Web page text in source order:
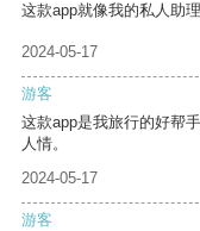
这款app就像我的私人助
2024-05-17
游客
这款app是我旅行的好帮
人情。
2024-05-17
游客